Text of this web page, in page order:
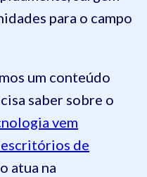
para o campo
um conteúdo
saber sobre o
vem
de
atua na